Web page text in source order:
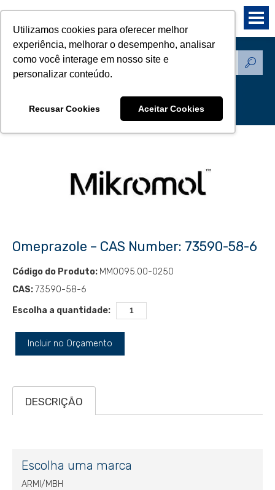
Utilizamos cookies para oferecer melhor
experiência, melhorar o desempenho, analisar
como você interage em nosso site e
personalizar conteúdo.
Recusar Cookies Aceitar Cookies
Produtos - Padrões de
Omeprazole – CAS Number: 73590-58-6
Código do Produto: MM0095.00-0250
CAS:73590-58-6
Escolha a quantidade:
Incluir no Orçamento
DESCRIÇÃO
Escolha uma marca
ARMI/MBH